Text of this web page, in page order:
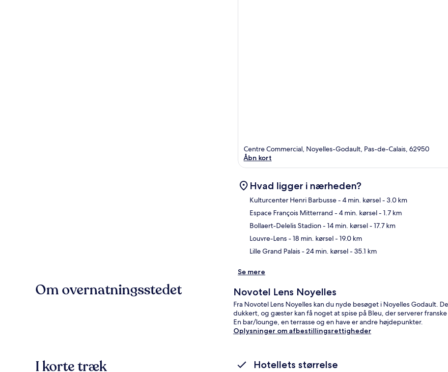
Centre Commercial, Noyelles-Godault, Pas-de-Calais, 62950
Åbn kort
Hvad ligger i nærheden?
Kulturcenter Henri Barbusse- 4 min. kørsel- 3.0 km
Espace François Mitterrand - 4 min. kørsel- 1.7 km
Bollaert-Delelis Stadion- 14 min. kørsel- 17.7 km
Louvre-Lens- 18 min. kørsel- 19.0 km
Lille Grand Palais- 24 min. kørsel- 35.1 km
Se mere
Om overnatningsstedet Novotel Lens Noyelles
Fra Novotel Lens Noyelles kan du nyde besøget i Noyelles Godault.
dukkert, og gæster kan få noget at spise på Bleu, der serverer
En bar/lounge, en terrasse og en have er andre højdepunkter.
Oplysninger om afbestillingsrettigheder
I korte træk Hotellets størrelse